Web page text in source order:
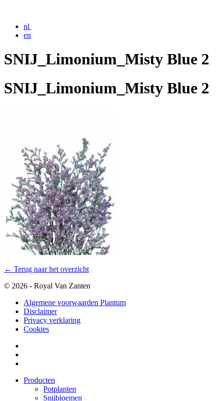
nl
en
SNIJ_Limonium_Misty Blue 2
SNIJ_Limonium_Misty Blue 2
← Terug naar het overzicht
© 2026 - Royal Van Zanten
Algemene voorwaarden Plantum
Disclaimer
Privacy verklaring
Cookies
Producten
Potplanten
Snijbloemen